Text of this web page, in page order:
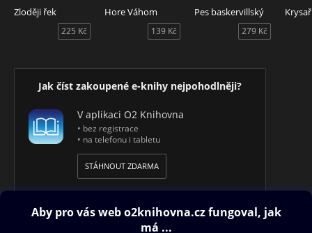
Zloději řek
225 Kč
Hore Váhom
139 Kč
Pes baskervillský
279 Kč
Krysař
Jak číst zakoupené e-knihy nejpohodlněji?
V aplikaci O2 Knihovna
• bez registrace
• na telefonu i tabletu
STÁHNOUT ZDARMA